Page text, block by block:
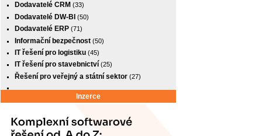
Dodavatelé CRM (33)
Dodavatelé DW-BI (50)
Dodavatelé ERP (71)
Informační bezpečnost (50)
IT řešení pro logistiku (45)
IT řešení pro stavebnictví (25)
Řešení pro veřejný a státní sektor (27)
Inzerce